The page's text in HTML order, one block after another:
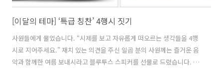
[이달의 테마] ‘특급 칭찬’ 4행시 짓기
사원들에게 물었습니다. “시제를 보고 자유롭게 떠오르는 생각들을 4행
시로 지어주세요.” 재치 있는 의견을 주신 일곱 분의 사원께는 즐거운 음
악과 함께한 여름 보내시라고 블루투스 스피커를 선물로 드렸습니다. 특